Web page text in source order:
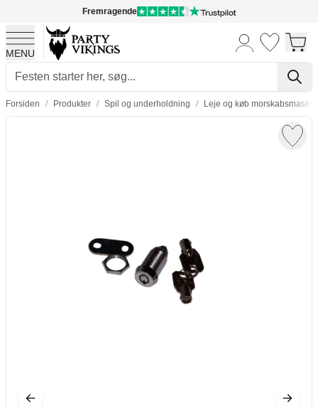
Fremragende
MENU
Skip to Content
Forsiden / Produkter / Spil og underholdning / Leje og køb